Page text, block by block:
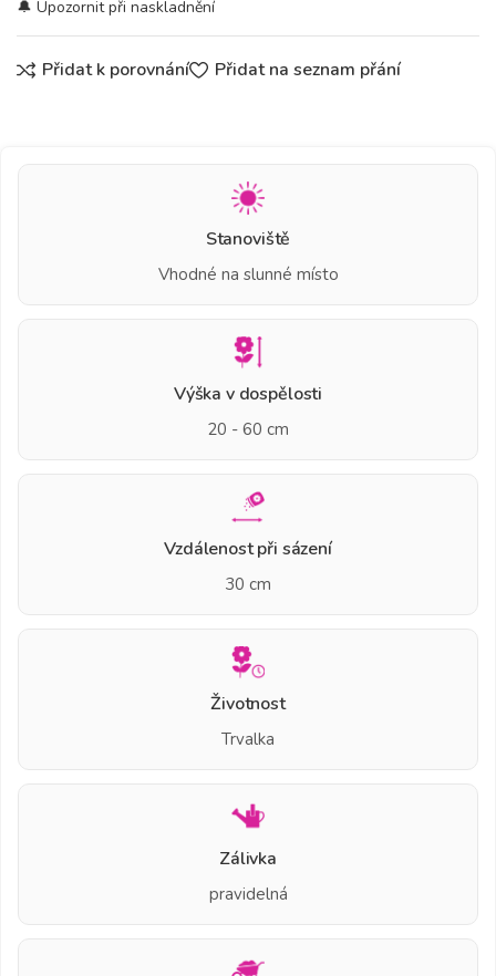
Přidat k porovnání Přidat na seznam přání
Stanoviště
Vhodné na slunné místo
Výška v dospělosti
20 - 60 cm
Vzdálenost při sázení
30 cm
Životnost
Trvalka
Zálivka
pravidelná